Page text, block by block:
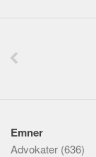
Emner
Advokater (636)